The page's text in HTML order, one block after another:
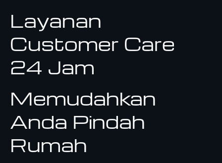
Layanan
Customer Care
24 Jam
Memudahkan
Anda Pindah
Rumah